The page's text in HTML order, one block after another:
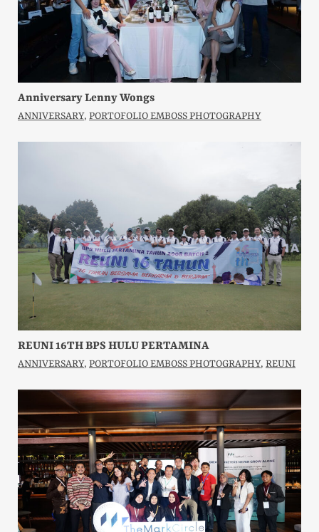
Anniversary Lenny Wongs
ANNIVERSARY, PORTOFOLIO EMBOSS PHOTOGRAPHY
REUNI 16TH BPS HULU PERTAMINA
ANNIVERSARY, PORTOFOLIO EMBOSS PHOTOGRAPHY, REUNI